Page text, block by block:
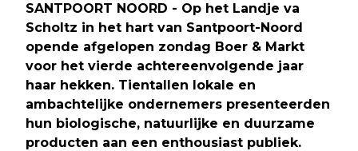
SANTPOORT NOORD - Op het Landje va
Scholtz in het hart van Santpoort-Noord
opende afgelopen zondag Boer & Markt
voor het vierde achtereenvolgende jaar
haar hekken. Tientallen lokale en
ambachtelijke ondernemers presenteerden
hun biologische, natuurlijke en duurzame
producten aan een enthousiast publiek.